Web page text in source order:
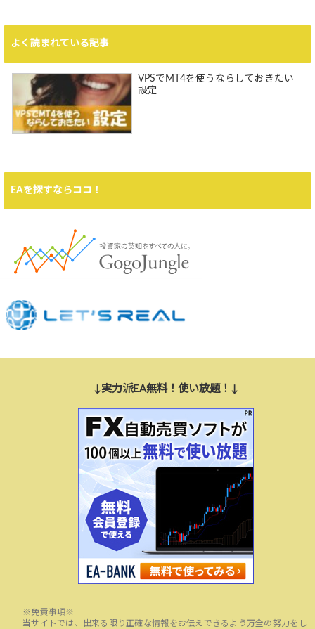
よく読まれている記事
VPSでMT4を使うならしておきたい
設定
EAを探すならココ！
↓実力派EA無料！使い放題！↓
※免責事項※
当サイトでは、出来る限り正確な情報をお伝えできるよう万全の努力をし